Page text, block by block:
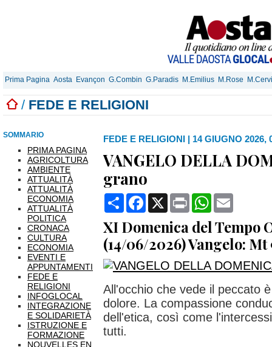
Prima Pagina Aosta Evançon G.Combin G.Paradis M.Emilius M.Rose
/ FEDE E RELIGIONI
SOMMARIO
PRIMA PAGINA
AGRICOLTURA
AMBIENTE
ATTUALITÀ
ATTUALITÀ
ECONOMIA
ATTUALITÀ
POLITICA
CRONACA
CULTURA
ECONOMIA
EVENTI E
APPUNTAMENTI
FEDE E
RELIGIONI
INFOGLOCAL
INTEGRAZIONE
E SOLIDARIETÀ
ISTRUZIONE E
FORMAZIONE
NOUVELLES EN
FEDE E RELIGIONI | 14 GIUGNO 2026,
VANGELO DELLA
grano
CondividiFacebook
X Print WhatsApp
XI Domenica del Tempo
(14/06/2026) Vangelo: Mt
All'occhio che vede il peccato
dolore. La compassione
dell'etica, così come
tutti.